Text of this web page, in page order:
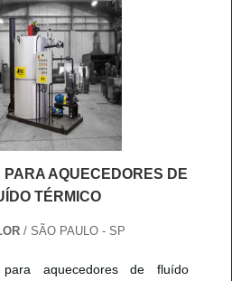
Conh....
AQUECEDORES DE
TÉRMICO
/ SÃO PAULO - SP
aquecedores de fluído